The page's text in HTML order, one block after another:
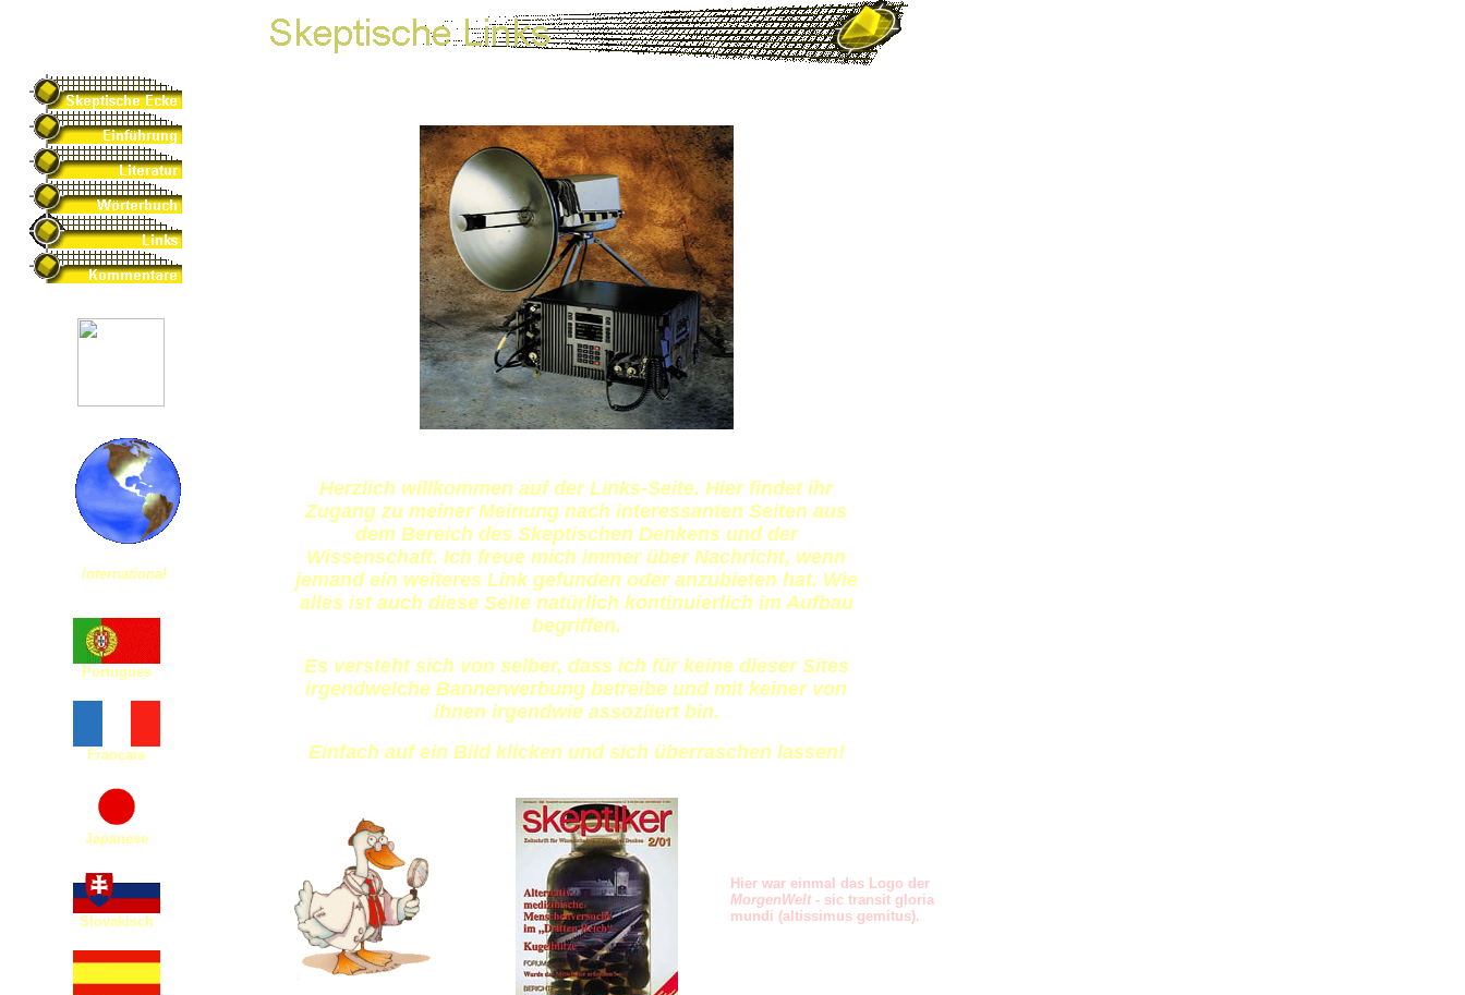
International
Portugues
Français
Japanese
Slovakisch
Herzlich willkommen auf der Links-Seite. Hier findet ihr
Zugang zu meiner Meinung nach interessanten Seiten aus
dem Bereich des Skeptischen Denkens und der
Wissenschaft. Ich freue mich immer über Nachricht, wenn
jemand ein weiteres Link gefunden oder anzubieten hat. Wie
alles ist auch diese Seite natürlich kontinuierlich im Aufbau
begriffen.
Es versteht sich von selber, dass ich für keine dieser Sites
irgendwelche Bannerwerbung betreibe und mit keiner von
ihnen irgendwie assoziiert bin.
Einfach auf ein Bild klicken und sich überraschen lassen!
Hier war einmal das Logo der
MorgenWelt- sic transit gloria
mundi (altissimus gemitus).